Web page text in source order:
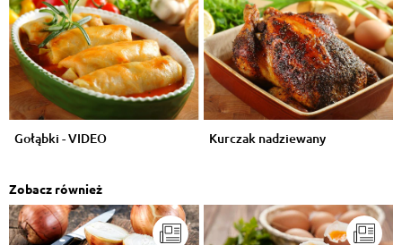
Gołąbki - VIDEO Kurczak nadziewany
Zobacz również